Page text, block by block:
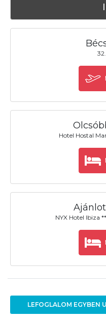
Hotel Hostal
NYX Hotel Ibiza
LEFOGLALOM EGYBEN